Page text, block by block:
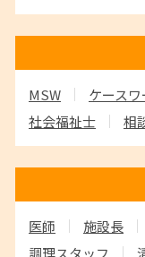
MSW ケースワ
社会福祉士
相
医師 施設長
調理スタッフ